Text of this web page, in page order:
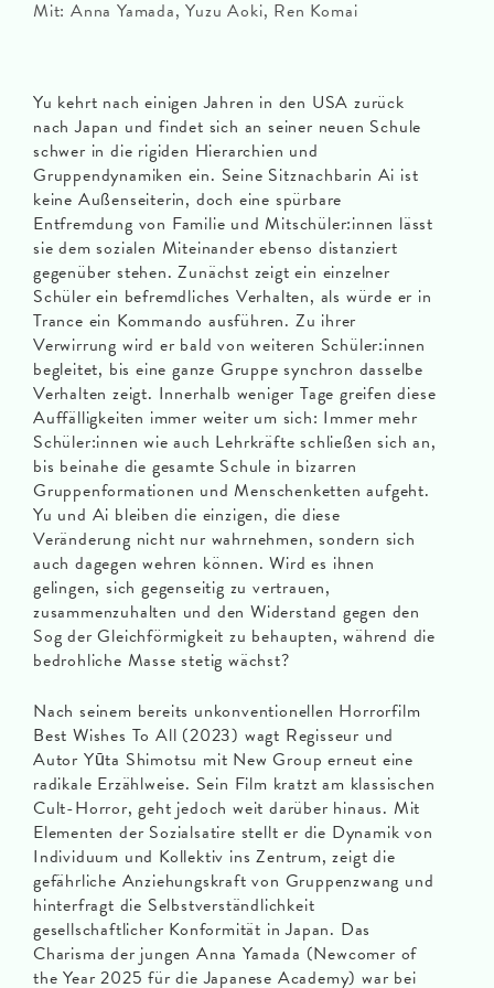
Yu kehrt nach einigen Jahren in den USA zurück
nach Japan und findet sich an seiner neuen Schule
schwer in die rigiden Hierarchien und
Gruppendynamiken ein. Seine Sitznachbarin Ai ist
keine Außenseiterin, doch eine spürbare
Entfremdung von Familie und Mitschüler:innen lässt
sie dem sozialen Miteinander ebenso distanziert
gegenüber stehen. Zunächst zeigt ein einzelner
Schüler ein befremdliches Verhalten, als würde er in
Trance ein Kommando ausführen. Zu ihrer
Verwirrung wird er bald von weiteren Schüler:innen
begleitet, bis eine ganze Gruppe synchron dasselbe
Verhalten zeigt. Innerhalb weniger Tage greifen diese
Auffälligkeiten immer weiter um sich: Immer mehr
Schüler:innen wie auch Lehrkräfte schließen sich an,
bis beinahe die gesamte Schule in bizarren
Gruppenformationen und Menschenketten aufgeht.
Yu und Ai bleiben die einzigen, die diese
Veränderung nicht nur wahrnehmen, sondern sich
auch dagegen wehren können. Wird es ihnen
gelingen, sich gegenseitig zu vertrauen,
zusammenzuhalten und den Widerstand gegen den
Sog der Gleichförmigkeit zu behaupten, während die
bedrohliche Masse stetig wächst?
Nach seinem bereits unkonventionellen Horrorfilm
Best Wishes To All (2023) wagt Regisseur und
Autor Yūta Shimotsu mit New Group erneut eine
radikale Erzählweise. Sein Film kratzt am klassischen
Cult-Horror, geht jedoch weit darüber hinaus. Mit
Elementen der Sozialsatire stellt er die Dynamik von
Individuum und Kollektiv ins Zentrum, zeigt die
gefährliche Anziehungskraft von Gruppenzwang und
hinterfragt die Selbstverständlichkeit
gesellschaftlicher Konformität in Japan. Das
Charisma der jungen Anna Yamada (Newcomer of
the Year 2025 für die Japanese Academy) war bei
Mit: Anna Yamada, Yuzu Aoki, Ren Komai